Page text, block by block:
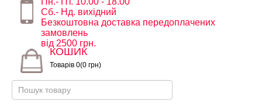
Сб.- Нд. вихідний
Безкоштовна доставка передоплачених
замовлень
від 2500 грн.
КОШИК
Товарів 0(0 грн)